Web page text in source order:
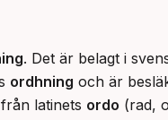
. Det är belagt i
ordhning och är
latinets ordo (rad,